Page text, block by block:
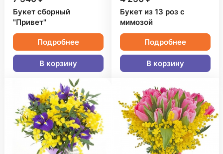
Букет сборный
"Привет"
Подробнее
В корзину
Букет из 13 роз с
мимозой
Подробнее
В корзину